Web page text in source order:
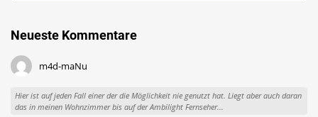
Neueste Kommentare
m4d-maNu
Hier ist auf jeden Fall einer der die Möglichkeit nie genutzt hat. Liegt aber auch daran
das in meinen Wohnzimmer bis auf der Ambilight Fernseher...